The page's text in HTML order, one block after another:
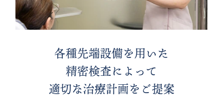
各種先端設備を用いた
精密検査によって
適切な治療計画をご提案